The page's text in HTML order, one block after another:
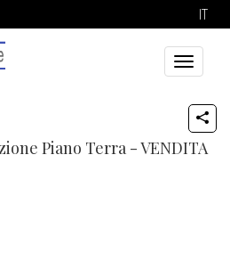
IT
Toggle
Piano Terra - VENDITA